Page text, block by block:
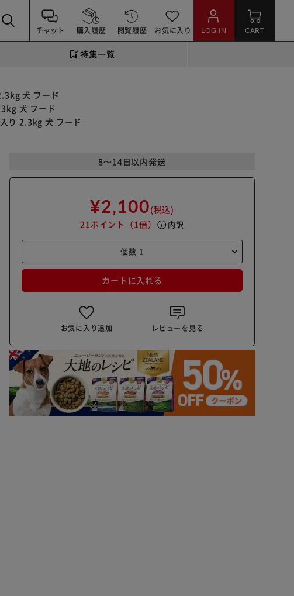
チャット 購入履歴 閲覧履歴 お気に入り LOG IN CART
特集一覧
犬 フード
犬 フード
り 2.3kg 犬 フード
8～14日以内発送
¥2,100(税込)
21ポイント （1倍） info 内訳
カートに入れる
お気に入り追加 レビューを見る